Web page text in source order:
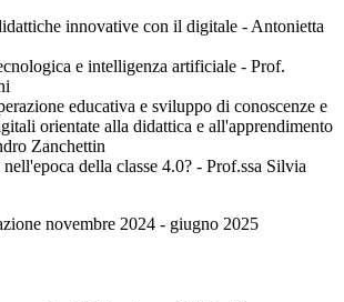
innovative con il digitale - Antonietta
e intelligenza artificiale - Prof.
educativa e sviluppo di conoscenze e
orientate alla didattica e all'apprendimento
Zanchettin
della classe 4.0? - Prof.ssa Silvia
novembre 2024 - giugno 2025